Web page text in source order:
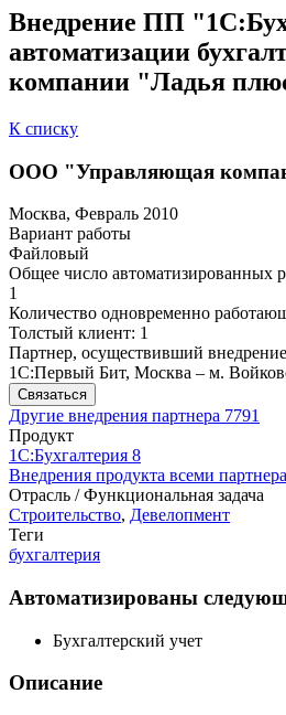
Внедрение ПП
автоматизации
компании "Ладья
К списку
ООО "Управляющая
Москва, Февраль 2010
Вариант работы
Файловый
Общее число автоматизированных
1
Количество одновременно
Толстый клиент: 1
Партнер, осуществивший
1С:Первый Бит, Москва – м.
Связаться
Другие внедрения партнера 7791
Продукт
1С:Бухгалтерия 8
Внедрения продукта всеми
Отрасль / Функциональная задача
Строительство, Девелопмент
Теги
бухгалтерия
Автоматизированы
Бухгалтерский учет
Описание